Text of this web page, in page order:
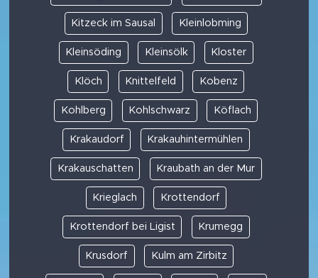
Kitzeck im Sausal Kleinlobming
Kleinsöding Kleinsölk Kloster
Klöch Knittelfeld Kobenz
Kohlberg Kohlschwarz Köflach
Krakaudorf Krakauhintermühlen
Krakauschatten Kraubath an der Mur
Krieglach Krottendorf
Krottendorf bei Ligist Krumegg
Krusdorf Kulm am Zirbitz